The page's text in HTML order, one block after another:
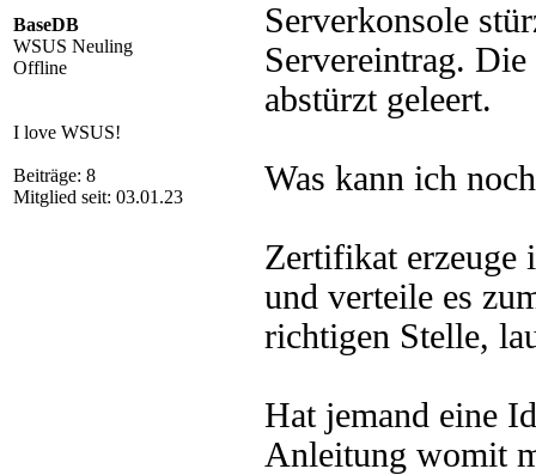
BaseDB
WSUS Neuling
Offline
I love WSUS!
Beiträge: 8
Mitglied seit: 03.01.23
Serverkonsole
Servereintrag.
abstürzt geleert.
Was kann ich
Zertifikat erzeuge
und verteile es
richtigen Stelle,
Hat jemand eine
Anleitung womit